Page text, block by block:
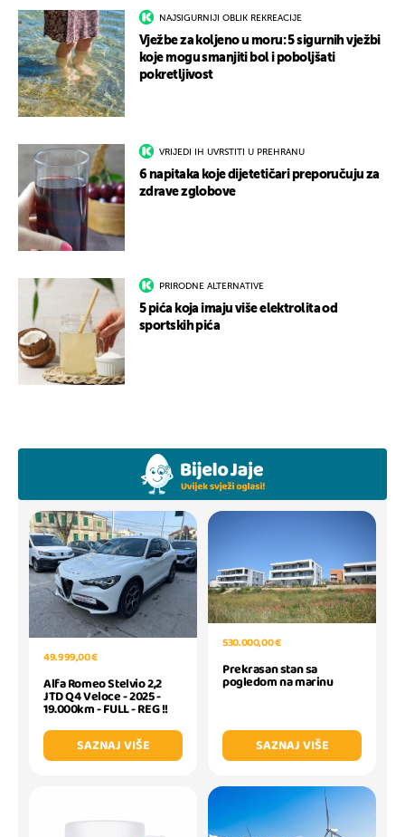
NAJSIGURNIJI OBLIK REKREACIJE
Vježbe za koljeno u moru: 5 sigurnih vježbi
koje mogu smanjiti bol i poboljšati
pokretljivost
VRIJEDI IH UVRSTITI U PREHRANU
6 napitaka koje dijetetičari preporučuju za
zdrave zglobove
PRIRODNE ALTERNATIVE
5 pića koja imaju više elektrolita od
sportskih pića
49.999,00 €
Alfa Romeo Stelvio 2,2
JTD Q4 Veloce - 2025 -
19.000km - FULL - REG !!
SAZNAJ VIŠE
530.000,00 €
Prekrasan stan sa
pogledom na marinu
SAZNAJ VIŠE